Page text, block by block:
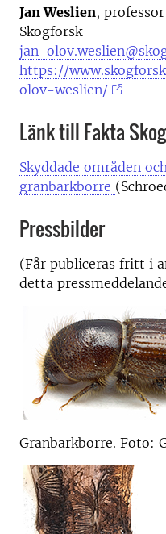
Jan Weslien, professor
Skogforsk
jan-
https://
olov-weslien/
Länk till Fakta Skog
Skyddade områden
granbarkborre
Pressbilder
(Får publiceras fritt i
detta
Granbarkborre. Foto: